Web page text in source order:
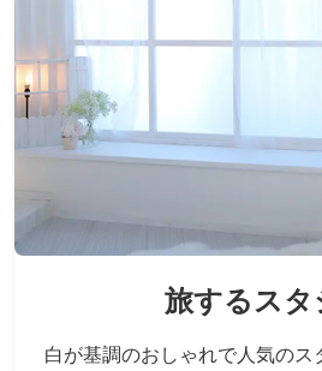
旅するスタ
白が基調のおしゃれで人気のス